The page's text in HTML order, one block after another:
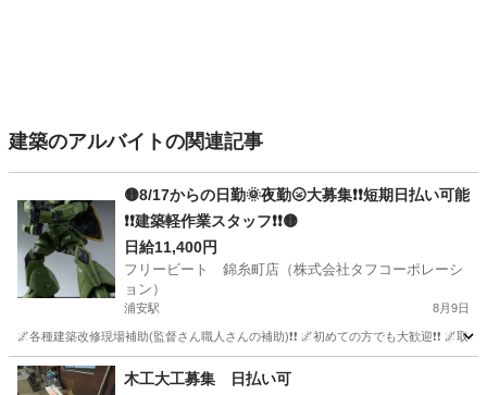
建築のアルバイトの関連記事
🟡8/17からの日勤🌞夜勤🌝大募集❗❗短期日払い可能
❗❗建築軽作業スタッフ❗❗🟡
日給11,400円
フリービート 錦糸町店（株式会社タフコーポレーシ
ョン）
浦安駅 8月9日
🌌各種建築改修現場補助(監督さん職人さんの補助)❗❗ 🌌初めての方でも大歓迎❗❗ 🌌取
千葉 浦安市 浦安駅 建築 スタッフ
木工大工募集 日払い可